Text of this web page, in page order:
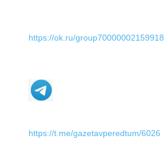
https://ok.ru/group70000002159918
https://t.me/gazetavperedtum/6026